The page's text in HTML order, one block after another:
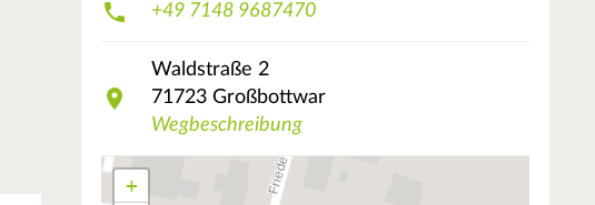
+49 7148 9687470
Waldstraße 2
71723 Großbottwar
Wegbeschreibung
+